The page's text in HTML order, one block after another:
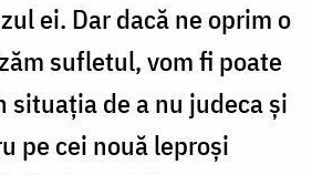
ei. Dar dacă ne oprim o
sufletul, vom fi poate
situaţia de a nu judeca şi
pe cei nouă leproşi